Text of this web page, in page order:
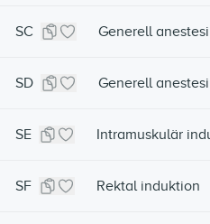
SC Generell
SD Generell
SE Intramuskulär
SF Rektal induktion